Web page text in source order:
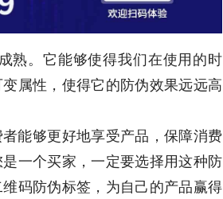
熟。它能够使得我们在使用的时
属性，使得它的防伪效果远远高
能够更好地享受产品，保障消费
一个买家，一定要选择用这种防
码防伪标签，为自己的产品赢得